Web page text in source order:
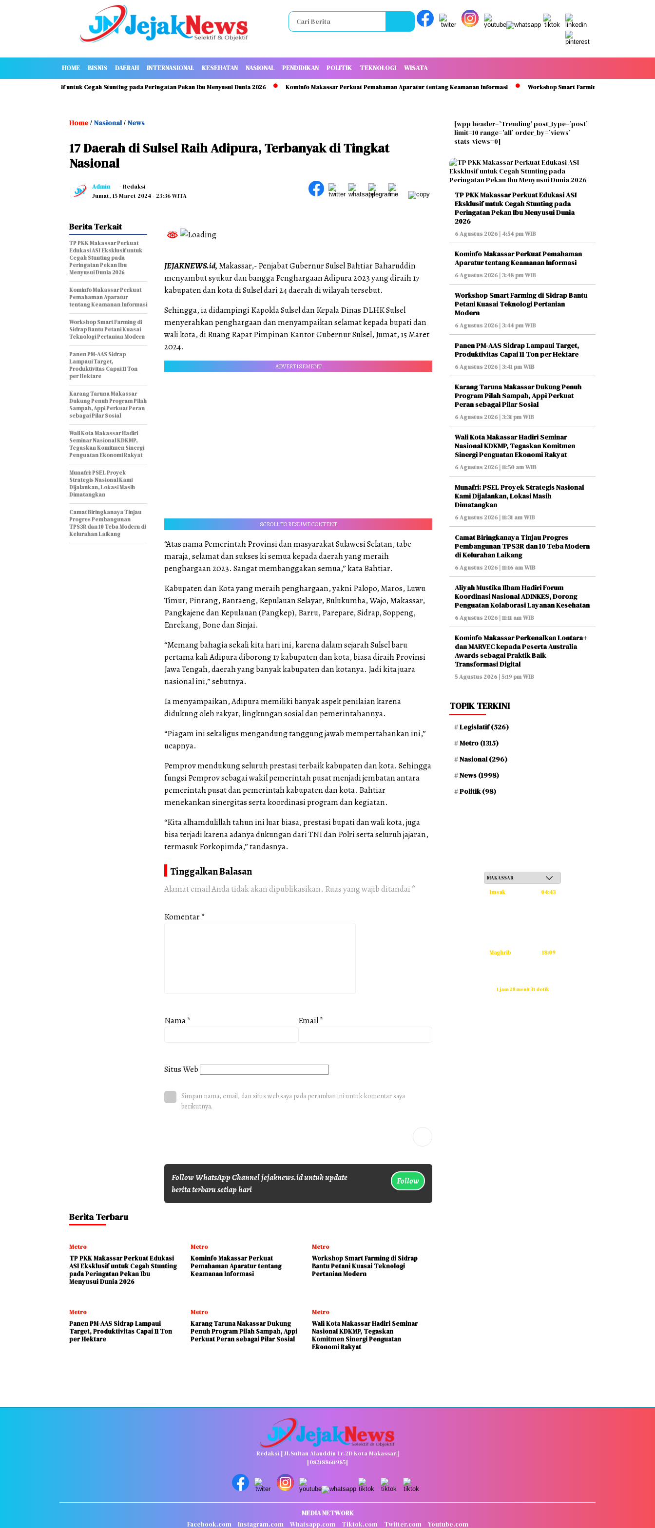
HOME BISNIS DAERAH INTERNASIONAL KESEHATAN NASIONAL PENDIDIKAN POLITIK TEKNOLOGI WISATA
ASI Eksklusif untuk Cegah Stunting pada Peringatan Pekan Ibu Menyusui Dunia 2026 Kominfo Makassar Perkuat Pemahaman Aparatur tentang Keamanan Informasi Workshop Smart Farming di Sidrap Bantu Petani
Home / Nasional/ News
17 Daerah di Sulsel Raih Adipura, Terbanyak di Tingkat
Nasional
Admin
- Redaksi
Jumat, 15 Maret 2024- 23:36 WITA
JEJAKNEWS.id, Makassar,- Penjabat Gubernur Sulsel Bahtiar Baharuddin
menyambut syukur dan bangga Penghargaan Adipura 2023 yang diraih 17
kabupaten dan kota di Sulsel dari 24 daerah di wilayah tersebut.
Sehingga, ia didampingi Kapolda Sulsel dan Kepala Dinas DLHK Sulsel
menyerahkan penghargaan dan menyampaikan selamat kepada bupati dan
wali kota, di Ruang Rapat Pimpinan Kantor Gubernur Sulsel, Jumat, 15 Maret
2024.
ADVERTISEMENT
SCROLL TO RESUME CONTENT
“Atas nama Pemerintah Provinsi dan masyarakat Sulawesi Selatan, tabe
maraja, selamat dan sukses ki semua kepada daerah yang meraih
penghargaan 2023. Sangat membanggakan semua,” kata Bahtiar.
Kabupaten dan Kota yang meraih penghargaan, yakni Palopo, Maros, Luwu
Timur, Pinrang, Bantaeng, Kepulauan Selayar, Bulukumba, Wajo, Makassar,
Pangkajene dan Kepulauan (Pangkep), Barru, Parepare, Sidrap, Soppeng,
Enrekang, Bone dan Sinjai.
“Memang bahagia sekali kita hari ini, karena dalam sejarah Sulsel baru
pertama kali Adipura diborong 17 kabupaten dan kota, biasa diraih Provinsi
Jawa Tengah, daerah yang banyak kabupaten dan kotanya. Jadi kita juara
nasional ini,” sebutnya.
Ia menyampaikan, Adipura memiliki banyak aspek penilaian karena
didukung oleh rakyat, lingkungan sosial dan pemerintahannya.
“Piagam ini sekaligus mengandung tanggung jawab mempertahankan ini,”
ucapnya.
Pemprov mendukung seluruh prestasi terbaik kabupaten dan kota. Sehingga
fungsi Pemprov sebagai wakil pemerintah pusat menjadi jembatan antara
pemerintah pusat dan pemerintah kabupaten dan kota. Bahtiar
menekankan sinergitas serta koordinasi program dan kegiatan.
“Kita alhamdulillah tahun ini luar biasa, prestasi bupati dan wali kota, juga
bisa terjadi karena adanya dukungan dari TNI dan Polri serta seluruh jajaran,
termasuk Forkopimda,” tandasnya.
Tinggalkan Balasan
Alamat email Anda tidak akan dipublikasikan. Ruas yang wajib ditandai *
Komentar*
Nama* Email*
Situs Web
Simpan nama, email, dan situs web saya pada peramban ini untuk komentar saya
berikutnya.
Follow WhatsApp Channel jejaknews.id untuk update
berita terbaru setiap hari
Follow
Berita Terkait
TP PKK Makassar Perkuat
Edukasi ASI Eksklusif untuk
Cegah Stunting pada
Peringatan Pekan Ibu
Menyusui Dunia 2026
Kominfo Makassar Perkuat
Pemahaman Aparatur
tentang Keamanan Informasi
Workshop Smart Farming di
Sidrap Bantu Petani Kuasai
Teknologi Pertanian Modern
Panen PM-AAS Sidrap
Lampaui Target,
Produktivitas Capai 11 Ton
per Hektare
Karang Taruna Makassar
Dukung Penuh Program Pilah
Sampah, Appi Perkuat Peran
sebagai Pilar Sosial
Wali Kota Makassar Hadiri
Seminar Nasional KDKMP,
Tegaskan Komitmen Sinergi
Penguatan Ekonomi Rakyat
Munafri: PSEL Proyek
Strategis Nasional Kami
Dijalankan, Lokasi Masih
Dimatangkan
Camat Biringkanaya Tinjau
Progres Pembangunan
TPS3R dan 10 Teba Modern di
Kelurahan Laikang
Berita Terbaru
Metro
TP PKK Makassar Perkuat Edukasi
ASI Eksklusif untuk Cegah Stunting
pada Peringatan Pekan Ibu
Menyusui Dunia 2026
Metro
Kominfo Makassar Perkuat
Pemahaman Aparatur tentang
Keamanan Informasi
Metro
Workshop Smart Farming di Sidrap
Bantu Petani Kuasai Teknologi
Pertanian Modern
Metro
Panen PM-AAS Sidrap Lampaui
Target, Produktivitas Capai 11 Ton
per Hektare
Metro
Karang Taruna Makassar Dukung
Penuh Program Pilah Sampah, Appi
Perkuat Peran sebagai Pilar Sosial
Metro
Wali Kota Makassar Hadiri Seminar
Nasional KDKMP, Tegaskan
Komitmen Sinergi Penguatan
Ekonomi Rakyat
[wpp header=’Trending’ post_type=’post’
limit=10 range=’all’ order_by=’views’
stats_views=0]
TP PKK Makassar Perkuat Edukasi ASI
Eksklusif untuk Cegah Stunting pada
Peringatan Pekan Ibu Menyusui Dunia
2026
6 Agustus 2026 | 4:54 pm WIB
Kominfo Makassar Perkuat Pemahaman
Aparatur tentang Keamanan Informasi
6 Agustus 2026 | 3:48 pm WIB
Workshop Smart Farming di Sidrap Bantu
Petani Kuasai Teknologi Pertanian
Modern
6 Agustus 2026 | 3:44 pm WIB
Panen PM-AAS Sidrap Lampaui Target,
Produktivitas Capai 11 Ton per Hektare
6 Agustus 2026 | 3:41 pm WIB
Karang Taruna Makassar Dukung Penuh
Program Pilah Sampah, Appi Perkuat
Peran sebagai Pilar Sosial
6 Agustus 2026 | 3:31 pm WIB
Wali Kota Makassar Hadiri Seminar
Nasional KDKMP, Tegaskan Komitmen
Sinergi Penguatan Ekonomi Rakyat
6 Agustus 2026 | 11:50 am WIB
Munafri: PSEL Proyek Strategis Nasional
Kami Dijalankan, Lokasi Masih
Dimatangkan
6 Agustus 2026 | 11:31 am WIB
Camat Biringkanaya Tinjau Progres
Pembangunan TPS3R dan 10 Teba Modern
di Kelurahan Laikang
6 Agustus 2026 | 11:16 am WIB
Aliyah Mustika Ilham Hadiri Forum
Koordinasi Nasional ADINKES, Dorong
Penguatan Kolaborasi Layanan Kesehatan
6 Agustus 2026 | 11:11 am WIB
Kominfo Makassar Perkenalkan Lontara+
dan MARVEC kepada Peserta Australia
Awards sebagai Praktik Baik
Transformasi Digital
5 Agustus 2026 | 5:19 pm WIB
TOPIK TERKINI
Legislatif(526)
Metro (1315)
Nasional(296)
News (1998)
Politik(98)
Imsak 04:43
Maghrib 18:09
1 jam 28 menit 31 detik
Redaksi ||Jl.Sultan Alauddin Lr.2D Kota Makassar||
||082188611985||
MEDIA NETWORK
Facebook.com
Instagram.com Whatsapp.com Tiktok.com Twitter.com Youtube.com